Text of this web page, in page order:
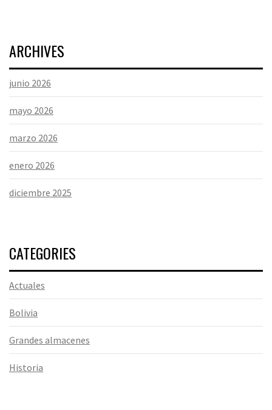
ARCHIVES
junio 2026
mayo 2026
marzo 2026
enero 2026
diciembre 2025
CATEGORIES
Actuales
Bolivia
Grandes almacenes
Historia